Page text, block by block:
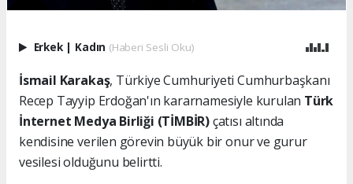
Erkek | Kadın (Haberi Sesli Oku)
İsmail Karakaş, Türkiye Cumhuriyeti Cumhurbaşkanı
Recep Tayyip Erdoğan'ın kararnamesiyle kurulan Türk
İnternet Medya Birliği (TİMBİR)çatısı altında
kendisine verilen görevin büyük bir onur ve gurur
vesilesi olduğunu belirtti.